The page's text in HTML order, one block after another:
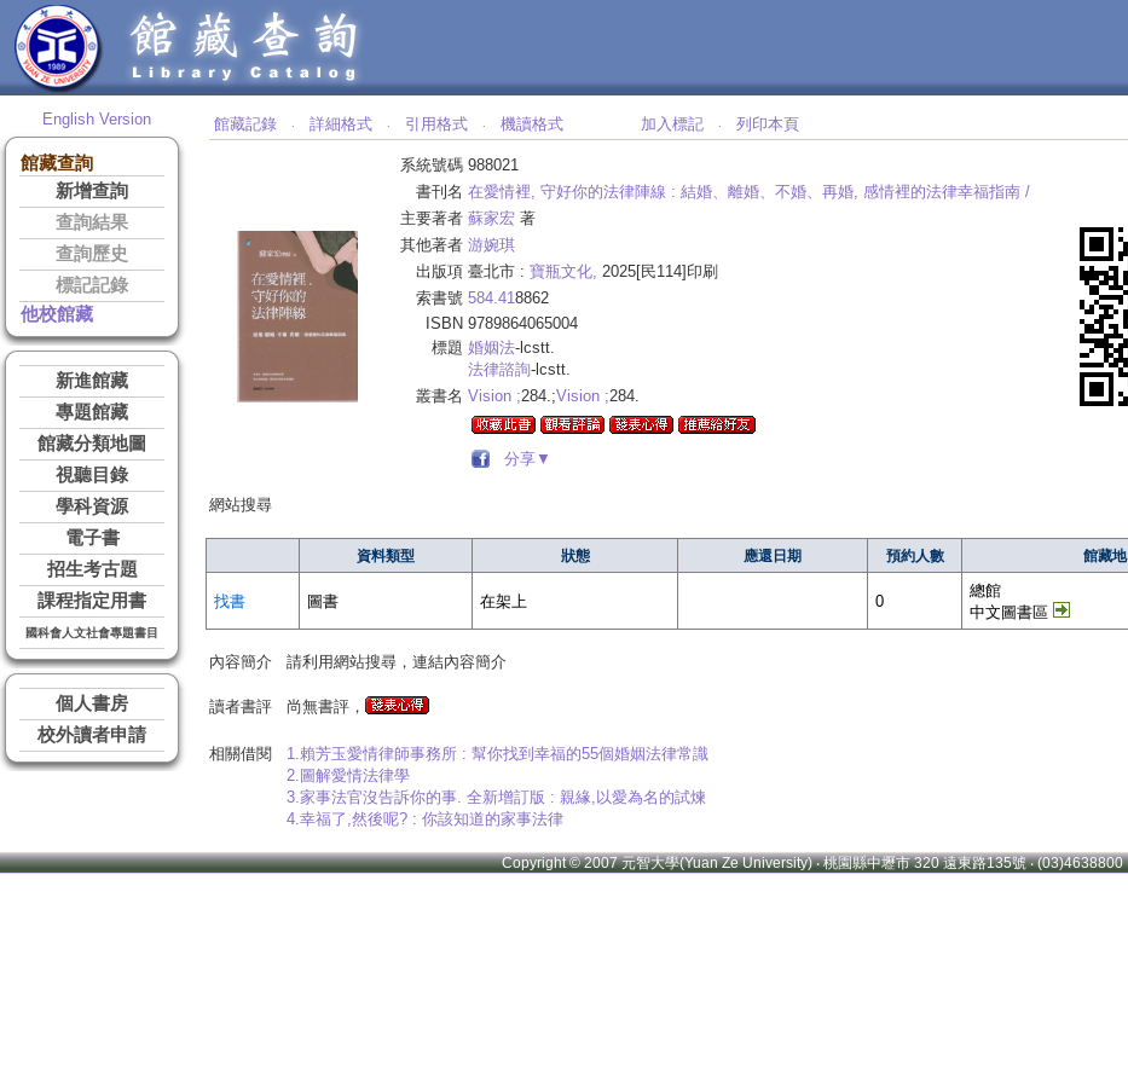
English Version
館藏查詢
新增查詢
查詢結果
查詢歷史
標記記錄
他校館藏
新進館藏
專題館藏
館藏分類地圖
視聽目錄
學科資源
電子書
招生考古題
課程指定用書
國科會人文社會專題書目
個人書房
校外讀者申請
館藏記錄 ‧ 詳細格式 ‧ 引用格式 ‧ 機讀格式 加入標記 ‧ 列印本頁
系統號碼 988021
書刊名 在愛情裡, 守好你的法律陣線 : 結婚、離婚、不婚、再婚, 感情裡的法律幸福指南 /
主要著者 蘇家宏 著
其他著者 游婉琪
出版項 臺北市 : 寶瓶文化, 2025[民114]印刷
索書號 584.418862
ISBN 9789864065004
標題 婚姻法-lcstt.
法律諮詢-lcstt.
叢書名 Vision ;284.;Vision ;284.
分享▼
網站搜尋
資料類型 狀態 應還日期 預約人數 館藏地
找書 圖書 在架上 0
總館
中文圖書區
內容簡介 請利用網站搜尋，連結內容簡介
讀者書評 尚無書評，
相關借閱
1.賴芳玉愛情律師事務所 : 幫你找到幸福的55個婚姻法律常識
2.圖解愛情法律學
3.家事法官沒告訴你的事. 全新增訂版 : 親緣,以愛為名的試煉
4.幸福了,然後呢? : 你該知道的家事法律
Copyright © 2007 元智大學(Yuan Ze University) ‧ 桃園縣中壢市 320 遠東路135號 ‧ (03)4638800